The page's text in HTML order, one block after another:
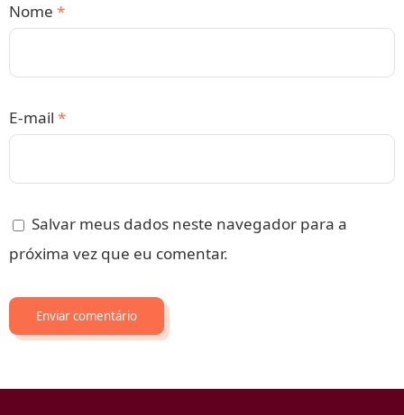
Nome *
E-mail *
Salvar meus dados neste navegador para a
próxima vez que eu comentar.